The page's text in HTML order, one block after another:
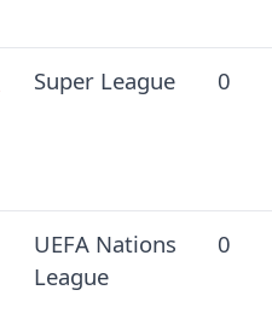
Super League 0
UEFA Nations
League
0